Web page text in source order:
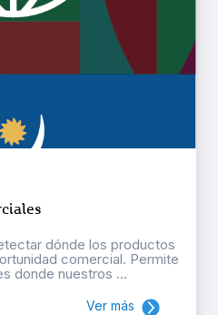
dónde los productos
comercial. Permite
donde nuestros ...
Ver más